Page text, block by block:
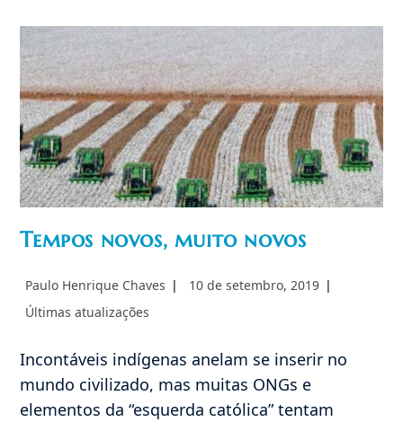
Normal”
De
Sócrates?
Tempos novos, muito novos
Autor
post:
Paulo Henrique Chaves
Post
10 de setembro, 2019
Categoria
Últimas atualizações
Incontáveis indígenas anelam se inserir no
mundo civilizado, mas muitas ONGs e
elementos da “esquerda católica” tentam